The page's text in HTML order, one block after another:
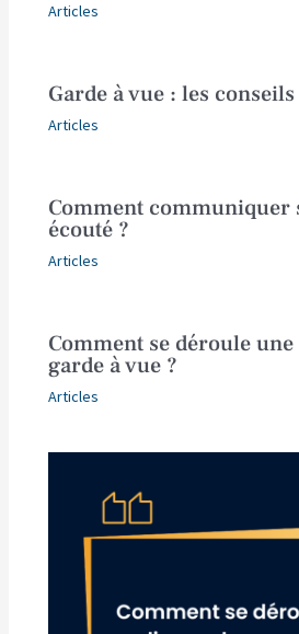
Articles
Garde à vue : les
Articles
Comment communiquer
écouté ?
Articles
Comment se déroule
garde à vue ?
Articles